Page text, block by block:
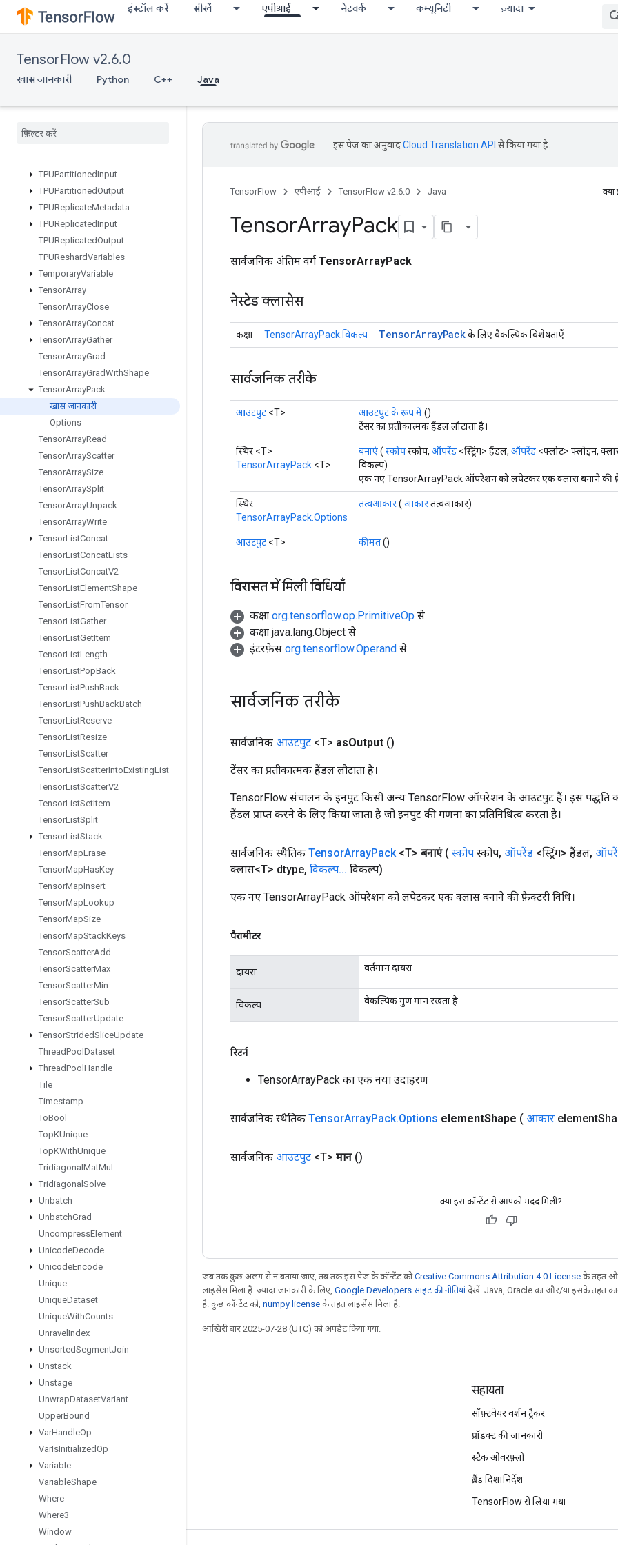
इंस्टॉल करें सीखें एपीआई नेटवर्क कम्यूनिटी ज़्यादा
TensorFlow v2.6.0
खास जानकारी Python C++ Java
StringNGrams
StringUpper
SwitchCond
TPUCompilationResult
TPUEmbeddingActivations
TPUPartitionedInput
TPUPartitionedOutput
TPUReplicateMetadata
TPUReplicatedInput
TPUReplicatedOutput
TPUReshardVariables
TemporaryVariable
TensorArray
TensorArrayClose
TensorArrayConcat
TensorArrayGather
TensorArrayGrad
TensorArrayGradWithShape
TensorArrayPack
खास जानकारी
Options
TensorArrayRead
TensorArrayScatter
TensorArraySize
TensorArraySplit
TensorArrayUnpack
TensorArrayWrite
TensorListConcat
TensorListConcatLists
TensorListConcatV2
TensorListElementShape
TensorListFromTensor
TensorListGather
TensorListGetItem
TensorListLength
TensorListPopBack
TensorListPushBack
TensorListPushBackBatch
TensorListReserve
TensorListResize
TensorListScatter
TensorListScatterIntoExistingList
TensorListScatterV2
TensorListSetItem
TensorListSplit
TensorListStack
TensorMapErase
TensorMapHasKey
TensorMapInsert
TensorMapLookup
TensorMapSize
TensorMapStackKeys
TensorScatterAdd
TensorScatterMax
TensorScatterMin
TensorScatterSub
TensorScatterUpdate
TensorStridedSliceUpdate
ThreadPool Dataset
ThreadPool Handle
Tile
Timestamp
ToBool
TopKUnique
TopKWithUnique
Tridiagonal MatMul
Tridiagonal Solve
Unbatch
UnbatchGrad
UncompressElement
UnicodeDecode
UnicodeEncode
Unique
UniqueDataset
UniqueWithCounts
Unravel Index
UnsortedSegmentJoin
Unstack
Unstage
UnwrapDatasetVariant
UpperBound
VarHandleOp
VarIsInitializedOp
Variable
VariableShape
Where
Where3
Window
इस पेज का अनुवादCloud Translation API से किया गया है.
TensorFlow एपीआई TensorFlow v2.6.0 Java
TensorArrayPack
सार्वजनिक अंतिम वर्ग TensorArrayPack
नेस्टेड क्लासेस
कक्षा TensorArrayPack.विकल्प TensorArrayPackके लिए वैकल्पिक विशेषताएँ
सार्वजनिक तरीके
आउटपुट <T> आउटपुट के रूप में()
टेंसर का प्रतीकात्मक हैंडल लौटाता है।
स्थिर <T>
TensorArrayPack <T>
बनाएं( स्कोपस्कोप, ऑपरेंड <स्ट्रिंग> हैंडल, ऑपरेंड <फ्लोट> फ्लोइन,
विकल्प)
एक नए TensorArrayPack ऑपरेशन को लपेटकर एक क्लास बनाने की
स्थिर
TensorArrayPack.Options
तत्वआकार( आकारतत्वआकार)
आउटपुट <T> कीमत()
विरासत में मिली विधियाँ
कक्षा org.tensorflow.op.PrimitiveOp से
कक्षा java.lang.Object से
इंटरफ़ेस org.tensorflow.Operand से
सार्वजनिक तरीके
सार्वजनिक आउटपुट <T> asOutput ()
टेंसर का प्रतीकात्मक हैंडल लौटाता है।
TensorFlow संचालन के इनपुट किसी अन्य TensorFlow ऑपरेशन के आउटपुट हैं। इस पद्धति
हैंडल प्राप्त करने के लिए किया जाता है जो इनपुट की गणना का प्रतिनिधित्व करता है।
सार्वजनिक स्थैतिक TensorArrayPack<T> बनाएं ( स्कोप स्कोप, ऑपरेंड <स्ट्रिंग> हैंडल,
क्लास<T> dtype, विकल्प... विकल्प)
एक नए TensorArrayPack ऑपरेशन को लपेटकर एक क्लास बनाने की फ़ैक्टरी विधि।
पैरामीटर
दायरा वर्तमान दायरा
विकल्प वैकल्पिक गुण मान रखता है
रिटर्न
TensorArrayPack का एक नया उदाहरण
सार्वजनिक स्थैतिक TensorArrayPack.Options elementShape ( आकार element
सार्वजनिक आउटपुट <T> मान ()
क्या इस कॉन्टेंट से आपको मदद मिली?
जब तक कुछ अलग से न बताया जाए, तब तक इस पेज के कॉन्टेंट कोCreative Commons Attribution 4.0 License के तहत
लाइसेंस मिला है. ज़्यादा जानकारी के लिए, Google Developers साइट की नीतियांदेखें. Java, Oracle का और/या इसके तहत काम
है. कुछ कॉन्टेंट को, numpy license के तहत लाइसेंस मिला है.
आखिरी बार 2025-07-28 (UTC) को अपडेट किया गया.
फ़ोरम
Twitter
YouTube
सहायता
सॉफ़्टवेयर वर्शन ट्रैकर
प्रॉडक्ट की जानकारी
स्टैक ओवरफ़्लो
ब्रैंड दिशानिर्देश
TensorFlow से लिया गया